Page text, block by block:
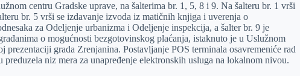
centru Gradske uprave, na šalterima br. 1, 5, 8 i 9. Na šalteru br. 1 vrši
br. 5 vrši se izdavanje izvoda iz matičnih knjiga i uverenja o
za Odeljenje urbanizma i Odeljenje inspekcija, a šalter br. 9 je
o mogućnosti bezgotovinskog plaćanja, istaknuto je u Uslužnom
prezentaciji grada Zrenjanina. Postavljanje POS terminala osavremeniće rad
niz mera za unapređenje elektronskih usluga na lokalnom nivou.